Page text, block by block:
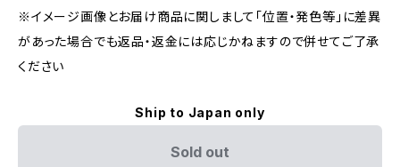
※イメージ画像とお届け商品に関しまして「位置・発色等」に差異
があった場合でも返品・返金には応じかねますので併せてご了承
ください
Ship to Japan only
Sold out